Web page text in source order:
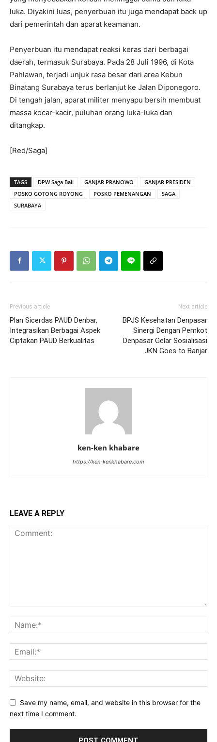
luka. Diyakini luas, penyerbuan itu juga mendapat back up
dari pemerintah dan aparat keamanan.
Penyerbuan itu mendapat reaksi keras dari berbagai
daerah, termasuk Surabaya. Pada 28 Juli 1996, di Kota
Pahlawan, terjadi unjuk rasa besar dari area Kebun
Binatang Surabaya terus berlanjut ke Jalan Diponegoro.
Di tengah jalan, aparat militer menyapu bersih membuat
massa kocar-kacir, puluhan orang luka-luka dan
ditangkap.
[Red/Saga]
TAGS DPW Saga Bali GANJAR PRANOWO
GANJAR PRESIDEN
POSKO GOTONG ROYONG
POSKO PEMENANGAN
SAGA
SURABAYA
Previous article
Plan Sicerdas PAUD Denbar,
Integrasikan Berbagai Aspek
Ciptakan PAUD Berkualitas
Next article
BPJS Kesehatan Denpasar
Sinergi Dengan Pemkot
Denpasar Gelar Sosialisasi
JKN Goes to Banjar
ken-ken khabare
https://ken-kenkhabare.com
LEAVE A REPLY
Save my name, email, and website in this browser for the
next time I comment.